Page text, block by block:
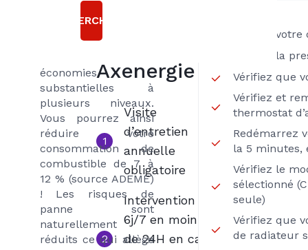
matériel de
chauffage permet de
économies
substantielles à
plusieurs niveaux.
Vous pourrez ainsi
réduire votre
consommation de
combustible de 7 à
12 % (source ADEME)
! Les risques de
panne sont
naturellement
réduits ce qui allège
Vérifiez
Vérifiez la
Vérifiez que
Vérifiez et
thermostat
Redémarrez
la 5 minutes,
Vérifiez le
sélectionné
seule)
Vérifiez que
de radiateur
RECHERCHERchoisir le
contrat
Axenergie
1
Visite
d’entretien
annuelle
obligatoire
2
Intervention
6j/7 en moins
de 24H en cas